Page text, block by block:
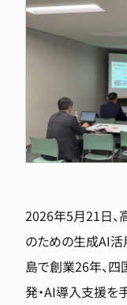
2026年5月21日、
のための生成AI活
島で創業26年、
発・AI導入支援を